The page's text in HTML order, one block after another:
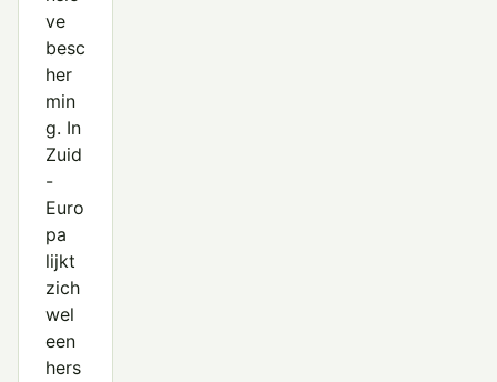
ve
besc
her
min
g. In
Zuid
-
Euro
pa
lijkt
zich
wel
een
hers